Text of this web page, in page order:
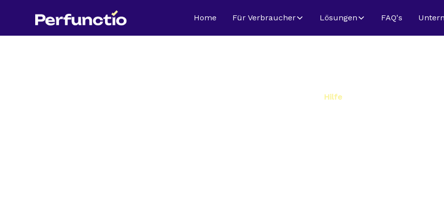
Home Für Verbraucher Lösungen FAQ's
Hilfe